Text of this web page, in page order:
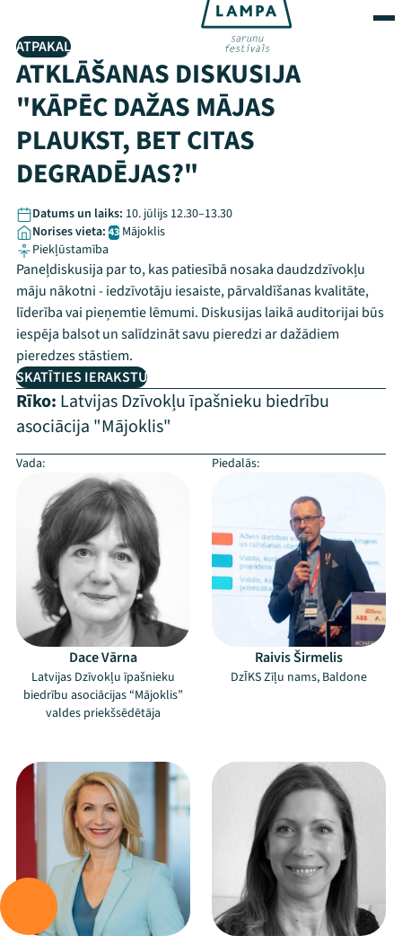
ATPAKAĻ
ATKLĀŠANAS DISKUSIJA
"KĀPĒC DAŽAS MĀJAS
PLAUKST, BET CITAS
DEGRADĒJAS?"
Datums un laiks: 10. jūlijs 12.30–13.30
Norises vieta: 43 Mājoklis
Piekļūstamība
Paneļdiskusija par to, kas patiesībā nosaka daudzdzīvokļu
māju nākotni - iedzīvotāju iesaiste, pārvaldīšanas kvalitāte,
līderība vai pieņemtie lēmumi. Diskusijas laikā auditorijai būs
iespēja balsot un salīdzināt savu pieredzi ar dažādiem
pieredzes stāstiem.
SKATĪTIES IERAKSTU
Rīko: Latvijas Dzīvokļu īpašnieku biedrību
asociācija "Mājoklis"
Vada:
Dace Vārna
Latvijas Dzīvokļu īpašnieku
biedrību asociācijas “Mājoklis”
valdes priekšsēdētāja
Piedalās:
Raivis Širmelis
DzĪKS Zīļu nams, Baldone